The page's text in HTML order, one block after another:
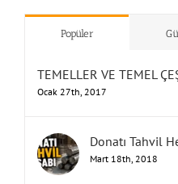
& ”Humbarahane”
Popüler
TEMELLER VE TEMEL
Ocak 27th, 2017
Donatı Tahvil
Mart 18th, 2018